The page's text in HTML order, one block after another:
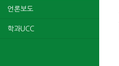
언론보도
학과UCC